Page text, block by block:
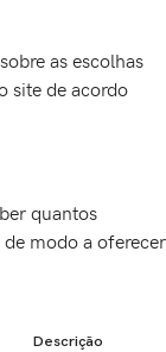
as escolhas
site de acordo
quantos
modo a oferecer
Descrição